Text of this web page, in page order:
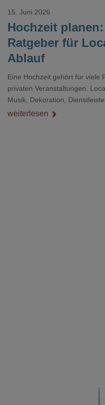
Hochzeit
Ratgeber für
Ablauf
15. Juni 2026
Eine Hochzeit gehört für viele
privaten Veranstaltungen.
Musik, Dekoration,
zusammenpassen, damit der
weiterlesen